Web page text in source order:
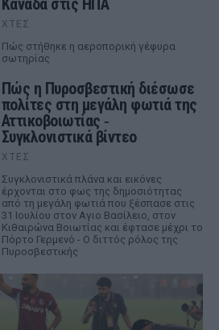
Καναδά στις ΗΠΑ
ΧΤΕΣ
Πώς στήθηκε η αεροπορική γέφυρα
σωτηρίας
Πώς η Πυροσβεστική διέσωσε
πολίτες στη μεγάλη φωτιά της
Αττικοβοιωτίας ‑
Συγκλονιστικά βίντεο
ΧΤΕΣ
Συγκλονιστικά πλάνα και εικόνες
έρχονται στο φως της δημοσιότητας
από τη μεγάλη φωτιά που ξέσπασε στις
31 Ιουλίου στον Αγιο Βασίλειο, στον
Κιθαιρώνα Βοιωτίας και έφτασε μέχρι το
Πόρτο Γερμενό - Ο διττός ρόλος της
Πυροσβεστικής